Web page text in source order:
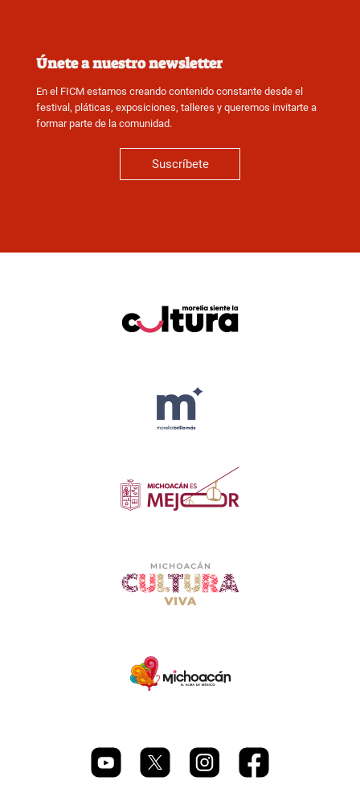
Únete a nuestro newsletter
En el FICM estamos creando contenido constante desde el
festival, pláticas, exposiciones, talleres y queremos invitarte a
formar parte de la comunidad.
Suscríbete